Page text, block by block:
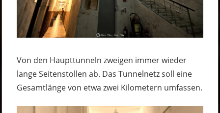
Von den Haupttunneln zweigen immer wieder
lange Seitenstollen ab. Das Tunnelnetz soll eine
Gesamtlänge von etwa zwei Kilometern umfassen.